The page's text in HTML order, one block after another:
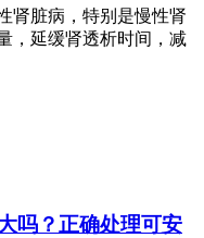
肾脏病，特别是慢性肾
，延缓肾透析时间，减
吗？正确处理可安